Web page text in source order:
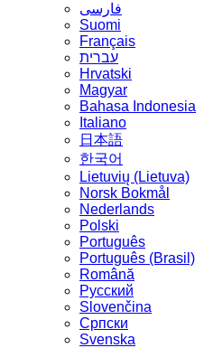
فارسی
Suomi
Français
עברית
Hrvatski
Magyar
Bahasa Indonesia
Italiano
日本語
한국어
Lietuvių (Lietuva)
‪Norsk Bokmål‬
Nederlands
Polski
Português
Português (Brasil)
Română
Русский
Slovenčina
Српски
Svenska